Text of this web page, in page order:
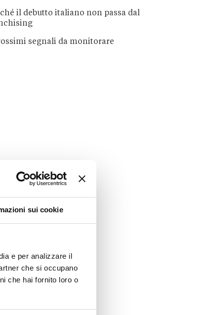
sui cookie
e per analizzare il
che si occupano
che hai fornito loro o
il debutto italiano non passa dal
segnali da monitorare